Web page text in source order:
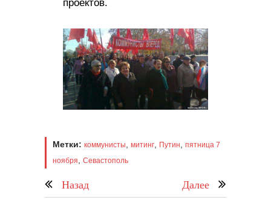
проектов.
Метки: коммунисты, митинг, Путин, пятница 7
ноября, Севастополь
Назад Далее